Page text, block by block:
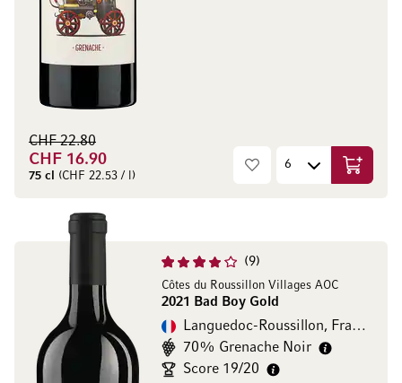
CHF 16.90
CHF 22.80
75 cl (CHF 22.53 / l) In den
9
Côtes du Roussillon Villages AOC
2021 Bad Boy Gold
Languedoc-Roussillon, Frankreich
70% Grenache Noir
Score 19/20